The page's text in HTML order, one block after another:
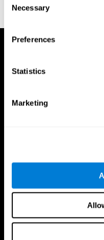
Selection
Necessary
Preferences
Statistics
Marketing
Hinz, A. (1989). "The Tower
Mathématique. 35: